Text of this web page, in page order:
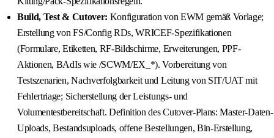
Build, Test & Cutover: Konfiguration von EWM gemäß Vorlage;
Erstellung von FS/Config RDs, WRICEF-Spezifikationen
(Formulare, Etiketten, RF-Bildschirme, Erweiterungen, PPF-
Aktionen, BAdIs wie /SCWM/EX_*). Vorbereitung von
Testszenarien, Nachverfolgbarkeit und Leitung von SIT/UAT mit
Fehlertriage; Sicherstellung der Leistungs- und
Volumentestbereitschaft. Definition des Cutover-Plans: Master-Daten-
Uploads, Bestandsuploads, offene Bestellungen, Bin-Erstellung,